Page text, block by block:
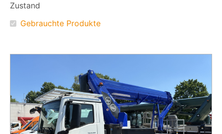
Zustand
Gebrauchte Produkte